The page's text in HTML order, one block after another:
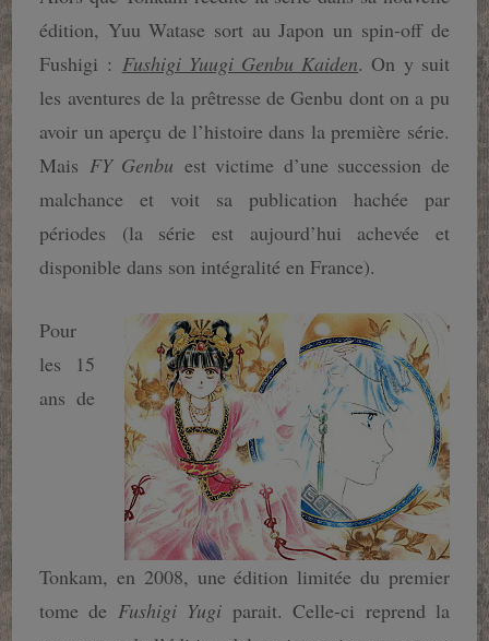
édition, Yuu Watase sort au Japon un spin-off de
Fushigi : Fushigi Yuugi Genbu Kaiden. On y suit
les aventures de la prêtresse de Genbu dont on a pu
avoir un aperçu de l’histoire dans la première série.
Mais FY Genbu est victime d’une succession de
malchance et voit sa publication hachée par
périodes (la série est aujourd’hui achevée et
disponible dans son intégralité en France).
Pour
les 15
ans de
Tonkam, en 2008, une édition limitée du premier
tome de Fushigi Yugiparait. Celle-ci reprend la